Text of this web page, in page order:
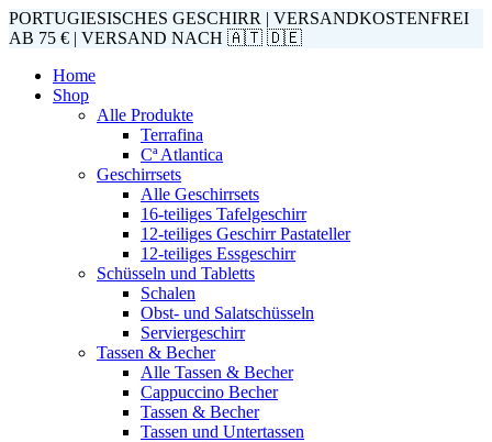
PORTUGIESISCHES GESCHIRR | VERSANDKOSTENFREI
AB 75 € | VERSAND NACH 🇦🇹 🇩🇪
Home
Shop
Alle Produkte
Terrafina
Cª Atlantica
Geschirrsets
Alle Geschirrsets
16-teiliges Tafelgeschirr
12-teiliges Geschirr Pastateller
12-teiliges Essgeschirr
Schüsseln und Tabletts
Schalen
Obst- und Salatschüsseln
Serviergeschirr
Tassen & Becher
Alle Tassen & Becher
Cappuccino Becher
Tassen & Becher
Tassen und Untertassen